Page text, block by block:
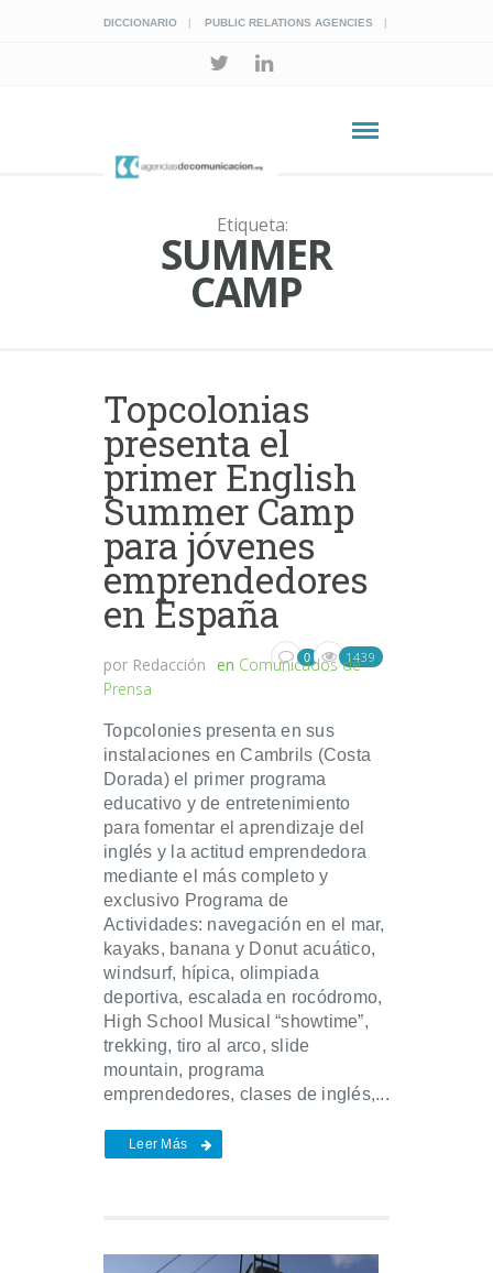
DICCIONARIO PUBLIC RELATIONS AGENCIES
Etiqueta:
SUMMER
CAMP
Topcolonias
presenta el
primer English
Summer Camp
para jóvenes
emprendedores
en España
por Redacción en Comunicados de
Prensa
0 1439
Topcolonies presenta en sus
instalaciones en Cambrils (Costa
Dorada) el primer programa
educativo y de entretenimiento
para fomentar el aprendizaje del
inglés y la actitud emprendedora
mediante el más completo y
exclusivo Programa de
Actividades: navegación en el mar,
kayaks, banana y Donut acuático,
windsurf, hípica, olimpiada
deportiva, escalada en rocódromo,
High School Musical “showtime”,
trekking, tiro al arco, slide
mountain, programa
emprendedores, clases de inglés,...
Leer Más